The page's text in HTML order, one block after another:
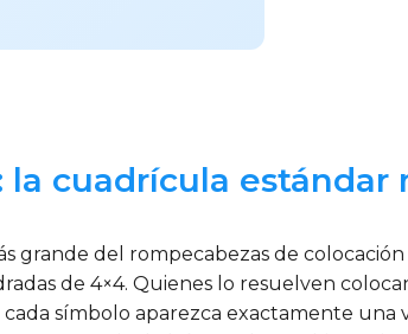
la cuadrícula
grande del rompecabezas de
de 4×4. Quienes lo resuelven
símbolo aparezca exactamente una